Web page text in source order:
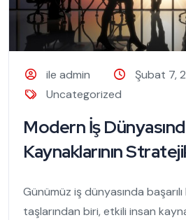
ile admin
Şubat 7,
Uncategorized
Modern İş
Kaynaklarının
Günümüz iş dünyasında
taşlarından biri, etkili insan